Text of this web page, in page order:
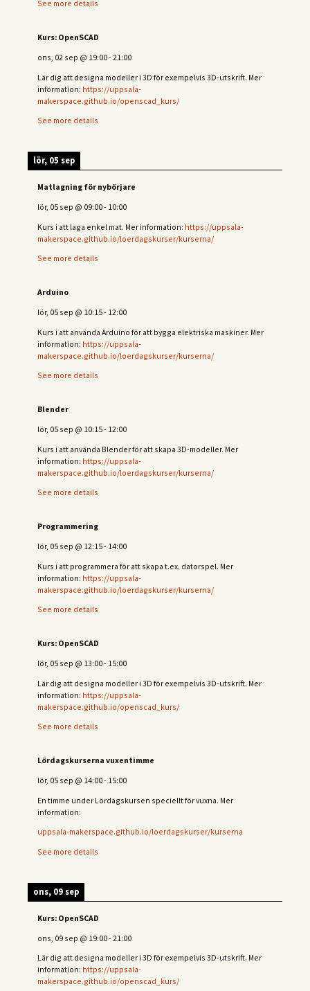
See more details
Kurs: OpenSCAD
ons, 02 sep @ 19:00-21:00
Lär dig att designa modeller i 3D för exempelvis 3D-utskrift. Mer
information: https://uppsala-
makerspace.github.io/openscad_kurs/
See more details
lör, 05 sep
Matlagning för nybörjare
lör, 05 sep @ 09:00- 10:00
Kurs i att laga enkel mat. Mer information: https://uppsala-
makerspace.github.io/loerdagskurser/kurserna/
See more details
Arduino
lör, 05 sep @ 10:15- 12:00
Kurs i att använda Arduino för att bygga elektriska maskiner. Mer
information: https://uppsala-
makerspace.github.io/loerdagskurser/kurserna/
See more details
Blender
lör, 05 sep @ 10:15- 12:00
Kurs i att använda Blender för att skapa 3D-modeller. Mer
information: https://uppsala-
makerspace.github.io/loerdagskurser/kurserna/
See more details
Programmering
lör, 05 sep @ 12:15- 14:00
Kurs i att programmera för att skapa t.ex. datorspel. Mer
information: https://uppsala-
makerspace.github.io/loerdagskurser/kurserna/
See more details
Kurs: OpenSCAD
lör, 05 sep @ 13:00- 15:00
Lär dig att designa modeller i 3D för exempelvis 3D-utskrift. Mer
information: https://uppsala-
makerspace.github.io/openscad_kurs/
See more details
Lördagskurserna vuxentimme
lör, 05 sep @ 14:00- 15:00
En timme under Lördagskursen speciellt för vuxna. Mer
information:
uppsala-makerspace.github.io/loerdagskurser/kurserna
See more details
ons, 09 sep
Kurs: OpenSCAD
ons, 09 sep @ 19:00-21:00
Lär dig att designa modeller i 3D för exempelvis 3D-utskrift. Mer
information: https://uppsala-
makerspace.github.io/openscad_kurs/